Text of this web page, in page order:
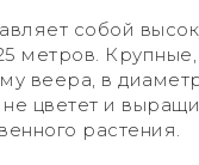
собой
метров.
веера, в
цветет и
растения.